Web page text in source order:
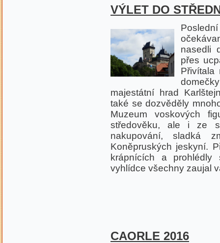
VÝLET DO
nasedli
přes
Přivítala
majestátní hrad
také se dozvěděly
Muzeum voskových
středověku, ale i ze
nakupování, sladká
Koněpruských jeskyní.
krápnících a prohlédly
vyhlídce všechny zaujal
CAORLE 2016